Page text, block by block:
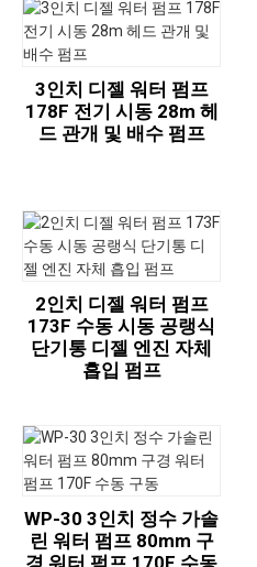
3인치 디젤 워터 펌프
178F 전기 시동 28m 헤
드 관개 및 배수 펌프
2인치 디젤 워터 펌프
173F 수동 시동 공랭식
단기통 디젤 엔진 자체
흡입 펌프
WP-30 3인치 정수 가솔
린 워터 펌프 80mm 구
경 워터 펌프 170F 수동